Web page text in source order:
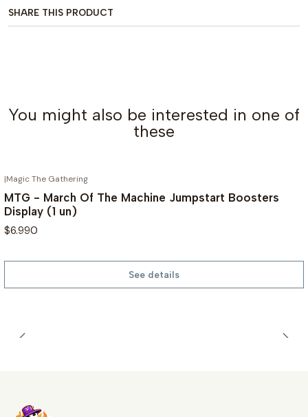
SHARE THIS PRODUCT
You might also be interested in one of
these
|Magic The Gathering
MTG - March Of The Machine Jumpstart Boosters
Display (1 un)
$6.990
See details